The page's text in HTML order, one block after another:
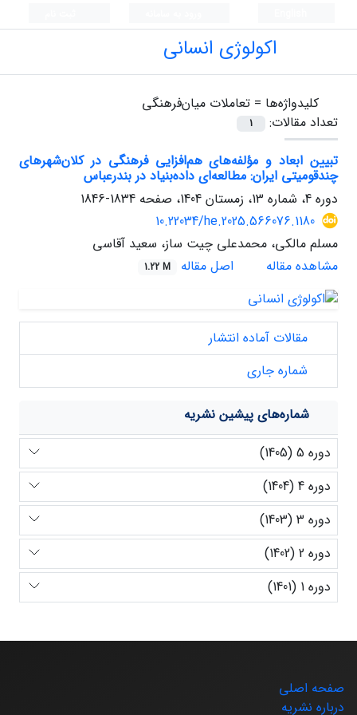
اکولوژی انسانی
کلیدواژه‌ها = تعاملات میان‌فرهنگی
تعداد مقالات:
1
تبیین ابعاد و مؤلفه‌های هم‌افزایی فرهنگی در کلان‌شهرهای
چندقومیتی ایران: مطالعه‌ای داده‌بنیاد در بندرعباس
دوره 4، شماره 13، زمستان 1404، صفحه
1834-1846
10.22034/he.2025.566076.1180
مسلم مالکی، محمدعلی چیت ساز، سعید آقاسی
مشاهده مقاله
اصل مقاله 1.22 M
مقالات آماده انتشار
شماره جاری
شماره‌های پیشین نشریه
دوره 5 (1405)
دوره 4 (1404)
دوره 3 (1403)
دوره 2 (1402)
دوره 1 (1401)
صفحه اصلی
درباره نشریه